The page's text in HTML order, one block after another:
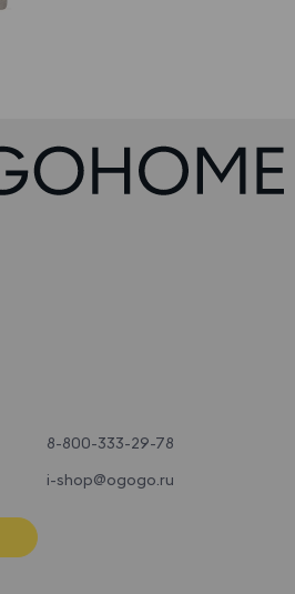
8-800-333-29-78
i-shop@ogogo.ru